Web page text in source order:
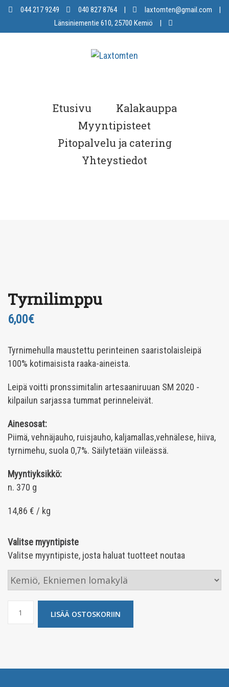
Skip
content
044 217 9249 040 827 8764 | laxtomten@gmail.com
|
Länsiniementie 610, 25700 Kemiö
|
Etusivu
Kalakauppa
Myyntipisteet
Pitopalvelu ja catering
Yhteystiedot
Tyrnilimppu
6,00€
Tyrnimehulla maustettu perinteinen saaristolaisleipä
100% kotimaisista raaka-aineista.
Leipä voitti pronssimitalin artesaaniruuan SM 2020 -
kilpailun sarjassa tummat perinneleivät.
Ainesosat:
Piimä, vehnäjauho, ruisjauho, kaljamallas,vehnälese, hiiva,
tyrnimehu, suola 0,7%. Säilytetään viileässä.
Myyntiyksikkö:
n. 370 g
14,86 € / kg
Valitse myyntipiste
Valitse myyntipiste, josta haluat tuotteet noutaa
LISÄÄ OSTOSKORIIN